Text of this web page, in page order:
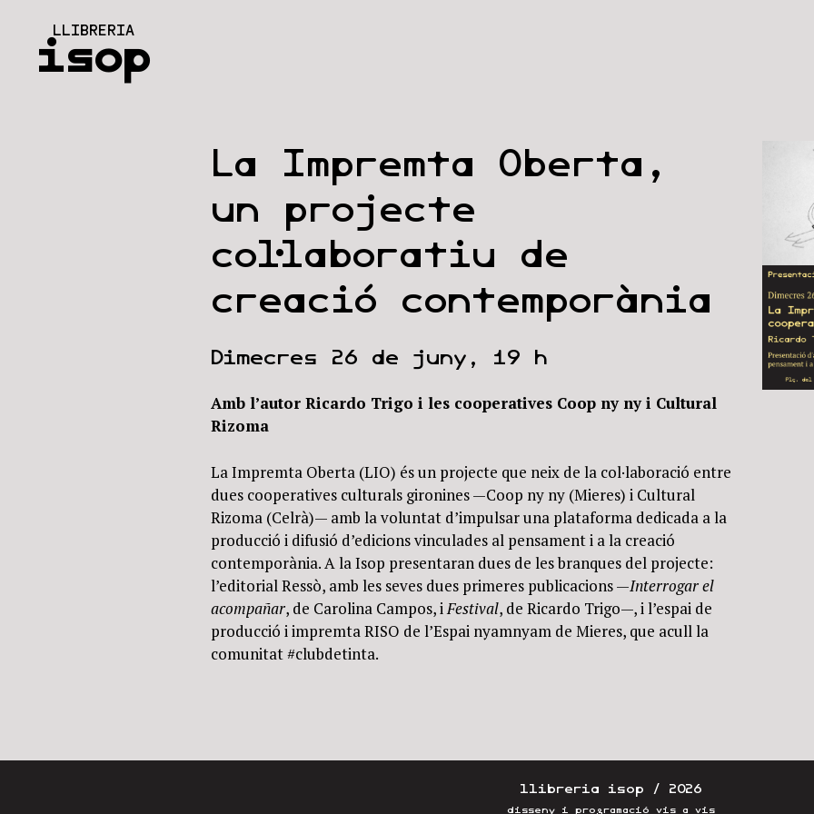
contingutisop
LLIBRERIA
La Impremta Oberta,
un projecte
col·laboratiu de
creació contemporània
Dimecres 26 de juny, 19 h
Amb l’autor Ricardo Trigo i les cooperatives Coop ny ny i Cultural
Rizoma
La Impremta Oberta (LIO) és un projecte que neix de la col·laboració entre
dues cooperatives culturals gironines —Coop ny ny (Mieres) i Cultural
Rizoma (Celrà)— amb la voluntat d’impulsar una plataforma dedicada a la
producció i difusió d’edicions vinculades al pensament i a la creació
contemporània. A la Isop presentaran dues de les branques del projecte:
l’editorial Ressò, amb les seves dues primeres publicacions —Interrogar el
acompañar, de Carolina Campos, i Festival, de Ricardo Trigo—, i l’espai de
producció i impremta RISO de l’Espai nyamnyam de Mieres, que acull la
comunitat #clubdetinta.
llibreria isop / 2026
disseny i programació vis a vis